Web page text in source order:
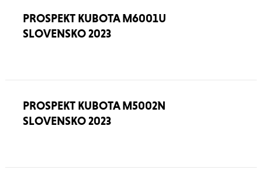
PROSPEKT KUBOTA M6001U
SLOVENSKO 2023
PROSPEKT KUBOTA M5002N
SLOVENSKO 2023